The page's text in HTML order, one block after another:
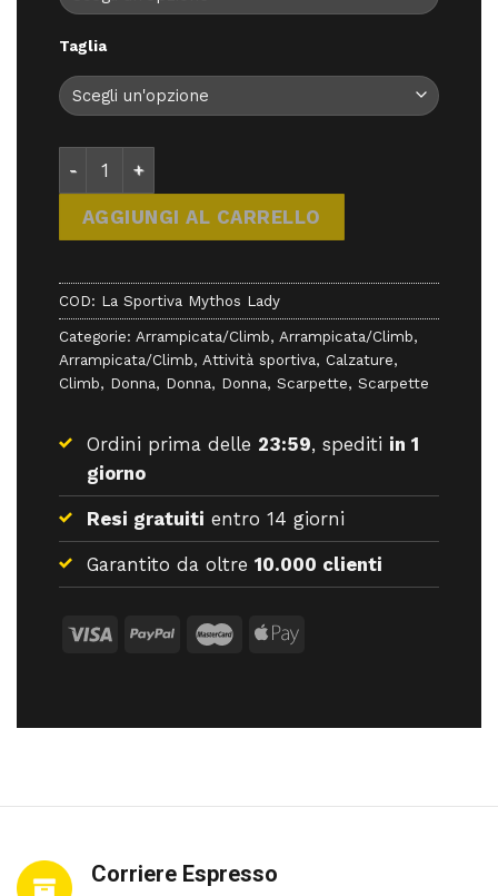
Taglia
AGGIUNGI AL CARRELLO
COD: La Sportiva Mythos Lady
Categorie: Arrampicata/Climb, Arrampicata/Climb,
Arrampicata/Climb, Attività sportiva, Calzature,
Climb, Donna, Donna, Donna, Scarpette, Scarpette
Ordini prima delle 23:59, spediti in 1
giorno
Resi gratuiti entro 14 giorni
Garantito da oltre 10.000 clienti
Corriere Espresso